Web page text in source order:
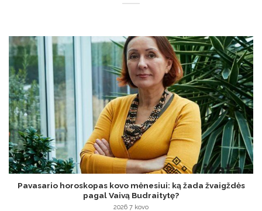
Pavasario horoskopas kovo mėnesiui: ką žada žvaigždės
pagal Vaivą Budraitytę?
2026 7 kovo